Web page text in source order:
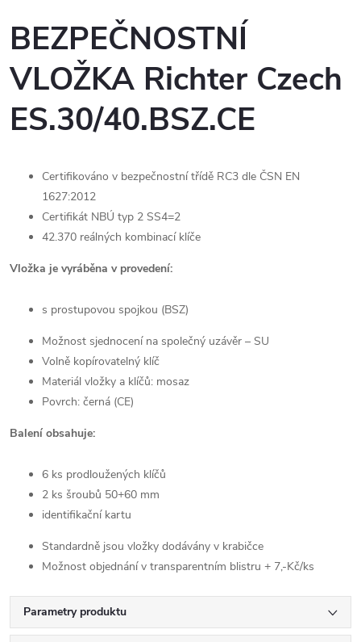
BEZPEČNOSTNÍ
VLOŽKA Richter Czech
ES.30/40.BSZ.CE
Certifikováno v bezpečnostní třídě RC3 dle ČSN EN
1627:2012
Certifikát NBÚ typ 2 SS4=2
42.370 reálných kombinací klíče
Vložka je vyráběna v provedení:
s prostupovou spojkou (BSZ)
Možnost sjednocení na společný uzávěr – SU
Volně kopírovatelný klíč
Materiál vložky a klíčů: mosaz
Povrch: černá (CE)
Balení obsahuje:
6 ks prodloužených klíčů
2 ks šroubů 50+60 mm
identifikační kartu
Standardně jsou vložky dodávány v krabičce
Možnost objednání v transparentním blistru + 7,-Kč/ks
Parametry produktu